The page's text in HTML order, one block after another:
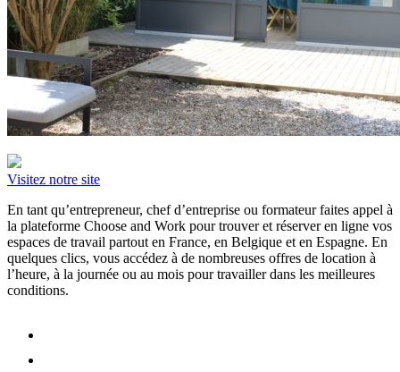
Visitez notre site
En tant qu’entrepreneur, chef d’entreprise ou formateur faites appel à
la plateforme Choose and Work pour trouver et réserver en ligne vos
espaces de travail partout en France, en Belgique et en Espagne. En
quelques clics, vous accédez à de nombreuses offres de location à
l’heure, à la journée ou au mois pour travailler dans les meilleures
conditions.